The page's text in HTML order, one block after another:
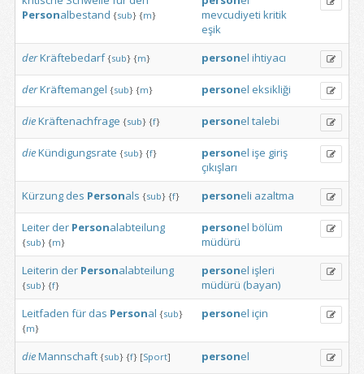
Personalbestand {sub} {m}
mevcudiyeti kritik
eşik
derKräftebedarf {sub} {m} personel ihtiyacı
derKräftemangel {sub} {m} personel eksikliği
dieKräftenachfrage {sub} {f} personel talebi
dieKündigungsrate {sub} {f} personel işe giriş
çıkışları
Kürzung des Personals {sub} {f} personeli azaltma
Leiter der Personalabteilung
{sub} {m}
personel bölüm
müdürü
Leiterin der Personalabteilung
{sub} {f}
personel işleri
müdürü (bayan)
Leitfaden für das Personal {sub}
{m}
personel için
dieMannschaft {sub} {f} [Sport] personel